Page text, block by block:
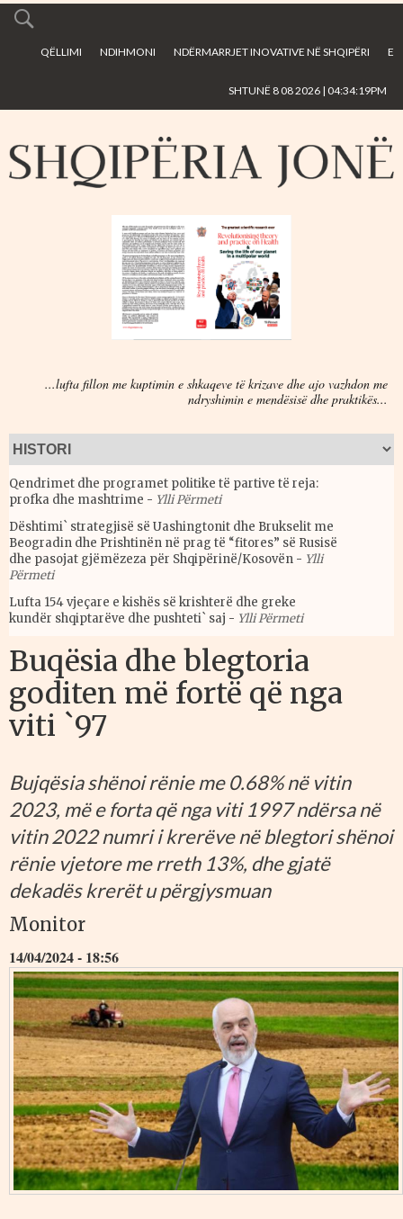
main
QËLLIMI NDIHMONI NDËRMARRJET INOVATIVE NË SHQIPËRI E
SHTUNË 8 08 2026 | 04:34:19PM
...lufta fillon me kuptimin e shkaqeve të krizave dhe ajo vazhdon me
ndryshimin e mendësisë dhe praktikës...
Qendrimet dhe programet politike të partive të reja:
profka dhe mashtrime - Ylli Përmeti
Dështimi` strategjisë së Uashingtonit dhe Brukselit me
Beogradin dhe Prishtinën në prag të “fitores” së Rusisë
dhe pasojat gjëmëzeza për Shqipërinë/Kosovën - Ylli
Përmeti
Lufta 154 vjeçare e kishës së krishterë dhe greke
kundër shqiptarëve dhe pushteti` saj - Ylli Përmeti
Buqësia dhe blegtoria
goditen më fortë që nga
viti `97
Bujqësia shënoi rënie me 0.68% në vitin
2023, më e forta që nga viti 1997 ndërsa në
vitin 2022 numri i krerëve në blegtori shënoi
rënie vjetore me rreth 13%, dhe gjatë
dekadës krerët u përgjysmuan
Monitor
14/04/2024 - 18:56